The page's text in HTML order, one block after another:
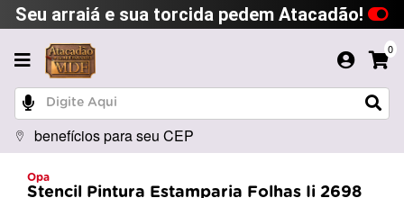
Seu arraiá e sua torcida pedem Atacadão!
0
benefícios para seu CEP
Opa
Stencil Pintura Estamparia Folhas Ii 2698